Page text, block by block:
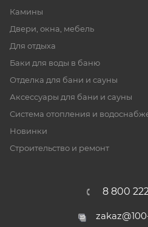
Камины
Двери, окна, мебель
Для отдыха
Баки для воды в баню
Отделка для бани и сауны
Аксессуары для бани и сауны
Система отопления и
Новинки
Строительство и ремонт
8 800 222